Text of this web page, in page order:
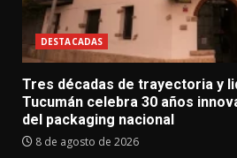
DESTACADAS
Tres décadas de trayectoria y
Tucumán celebra 30 años
del packaging nacional
8 de agosto de 2026